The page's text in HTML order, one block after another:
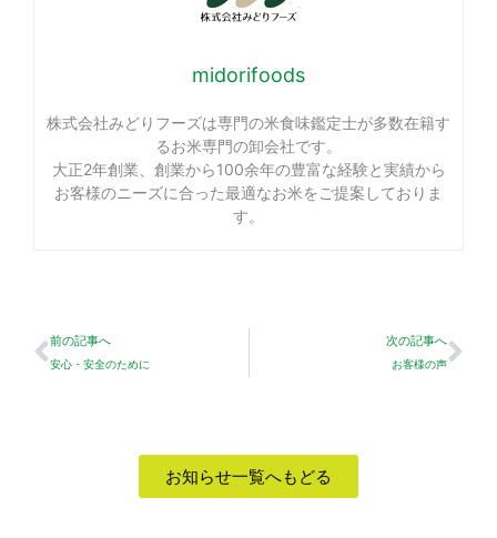
midorifoods
株式会社みどりフーズは専門の米食味鑑定士が多数在籍す
るお米専門の卸会社です。
大正2年創業、創業から100余年の豊富な経験と実績から
お客様のニーズに合った最適なお米をご提案しておりま
す。
前の記事へ
安心・安全のために
次の記事へ
お客様の声
お知らせ一覧へもどる